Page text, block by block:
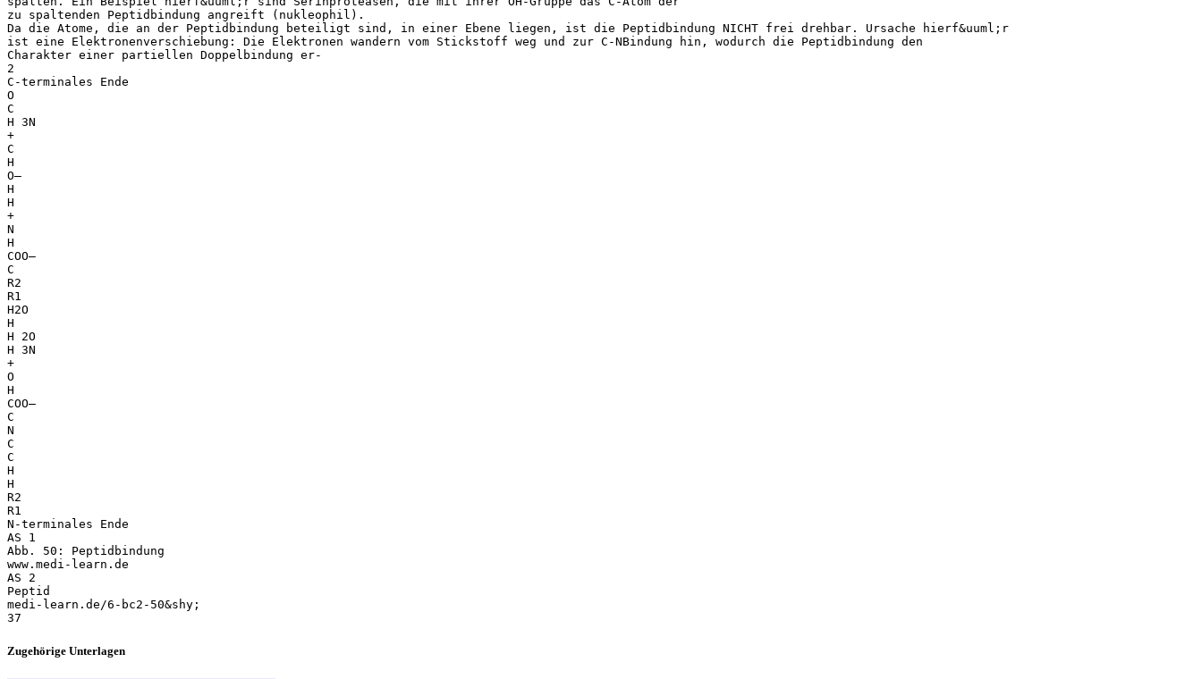
zu spaltenden Peptidbindung angreift (nukleophil).
Da die Atome, die an der Peptidbindung beteiligt sind, in einer Ebene liegen, ist die Peptidbindung NICHT frei drehbar. Ursache hierf&uuml;r
ist eine Elektronenverschiebung: Die Elektronen wandern vom Stickstoff weg und zur C-NBindung hin, wodurch die Peptidbindung den
Charakter einer partiellen Doppelbindung er-
2
C-terminales Ende
O
C
H 3N
+
C
H
O–
H
H
+
N
H
COO–
C
R2
R1
H2O
H
H 2O
H 3N
+
O
H
COO–
C
N
C
C
H
H
R2
R1
N-terminales Ende
AS 1
Abb. 50: Peptidbindung
www.medi-learn.de
AS 2
Peptid
medi-learn.de/6-bc2-50&shy;
Zugehörige Unterlagen